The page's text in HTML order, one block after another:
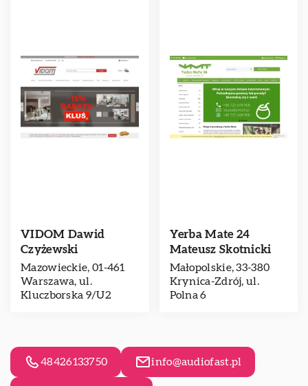
VIDOM Dawid
Czyżewski
Mazowieckie, 01-461
Warszawa, ul.
Kluczborska 9/U2
Yerba Mate 24
Mateusz Skotnicki
Małopolskie, 33-380
Krynica-Zdrój, ul.
Polna 6
48426133750 info@audiofast.pl